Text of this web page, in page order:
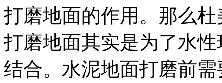
打磨地面的作用。那么
打磨地面其实是为了水
结合。水泥地面打磨前